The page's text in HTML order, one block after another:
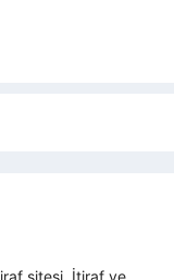
sitesi. İtiraf ve